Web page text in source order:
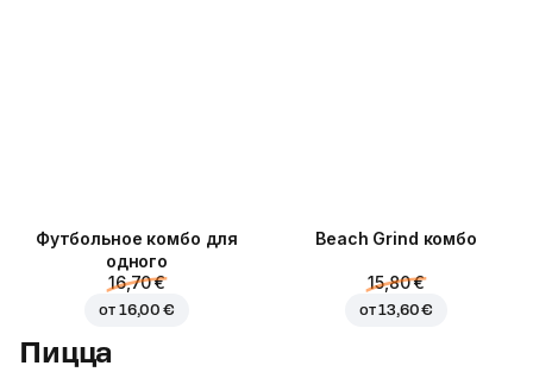
Футбольное комбо для
одного
16,70 €
от 16,00 €
Beach Grind комбо
15,80 €
от13,60 €
Пицца